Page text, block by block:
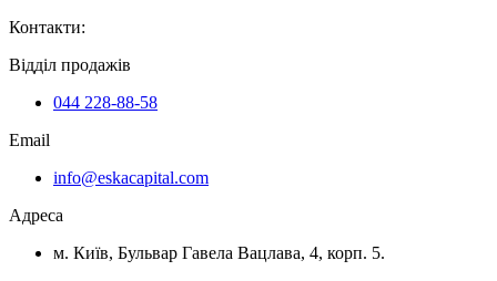
Контакти:
Відділ продажів
044 228-88-58
Email
info@eskacapital.com
Адреса
м. Київ, Бульвар Гавела Вацлава, 4, корп. 5.